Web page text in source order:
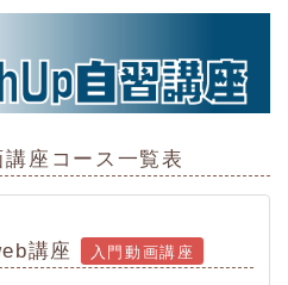
座コース一覧表
講座 入門動画講座